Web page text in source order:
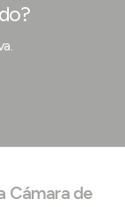
Cámara de